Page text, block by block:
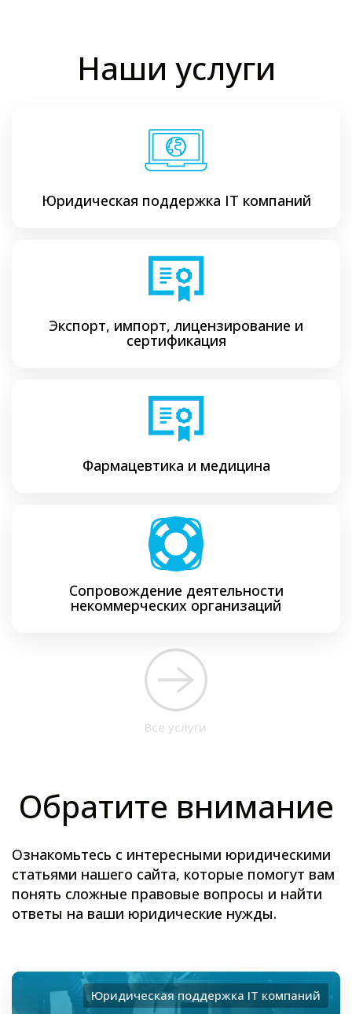
Наши услуги
Юридическая поддержка ІТ компаний
Экспорт, импорт, лицензирование и
сертификация
Фармацевтика и медицина
Сопровождение деятельности
некоммерческих организаций
Все услуги
Обратите внимание
Ознакомьтесь с интересными юридическими
статьями нашего сайта, которые помогут вам
понять сложные правовые вопросы и найти
ответы на ваши юридические нужды.
Юридическая поддержка ІТ компаний